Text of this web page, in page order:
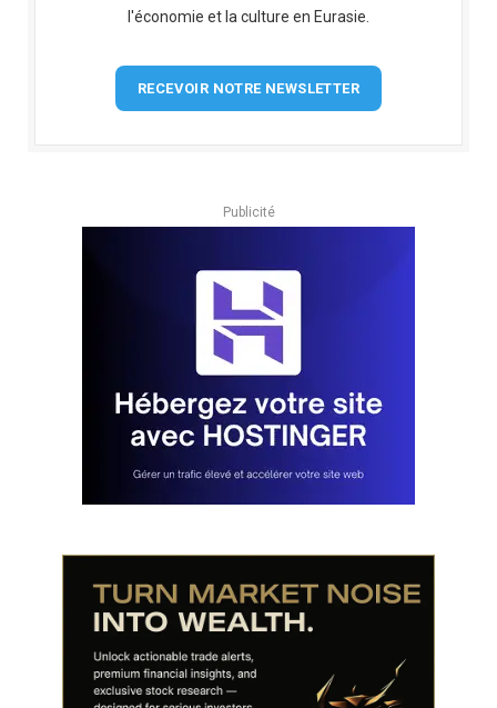
l'économie et la culture en Eurasie.
RECEVOIR NOTRE NEWSLETTER
Publicité